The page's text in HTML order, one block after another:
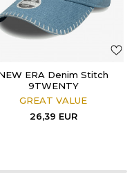
ERA Denim Stitch
9TWENTY
GREAT VALUE
26,39 EUR